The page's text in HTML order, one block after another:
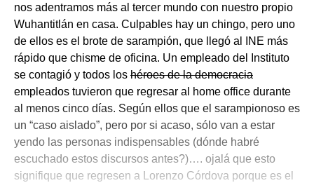
nos adentramos más al tercer mundo con nuestro propio
Wuhantitlán en casa. Culpables hay un chingo, pero uno
de ellos es el brote de sarampión, que llegó al INE más
rápido que chisme de oficina. Un empleado del Instituto
se contagió y todos los héroes de la democracia
empleados tuvieron que regresar al home office durante
al menos cinco días. Según ellos que el sarampionoso es
un “caso aislado”, pero por si acaso, sólo van a estar
yendo las personas indispensables (dónde habré
escuchado estos discursos antes?)…. ojalá que esto
signifique que regresen a Lorenzo Córdova porque es el